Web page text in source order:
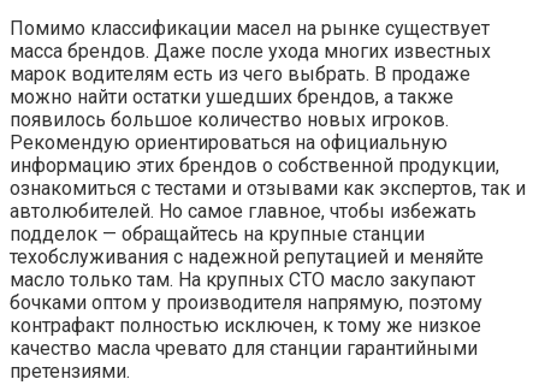
Помимо классификации масел на рынке существует
масса брендов. Даже после ухода многих известных
марок водителям есть из чего выбрать. В продаже
можно найти остатки ушедших брендов, а также
появилось большое количество новых игроков.
Рекомендую ориентироваться на официальную
информацию этих брендов о собственной продукции,
ознакомиться с тестами и отзывами как экспертов, так и
автолюбителей. Но самое главное, чтобы избежать
подделок — обращайтесь на крупные станции
техобслуживания с надежной репутацией и меняйте
масло только там. На крупных СТО масло закупают
бочками оптом у производителя напрямую, поэтому
контрафакт полностью исключен, к тому же низкое
качество масла чревато для станции гарантийными
претензиями.